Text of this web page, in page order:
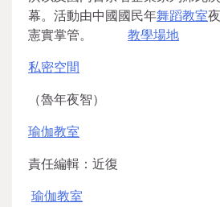
幕。活動由中國國民年舞蹈教室
憲實掌管。 教學場地
私密空間
（魯年夜智）
瑜伽教室
責任編輯：近復
瑜伽教室